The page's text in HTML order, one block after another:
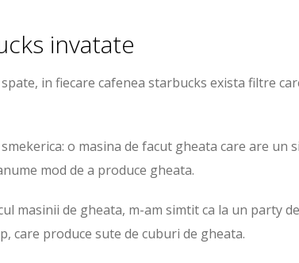
invatate
in fiecare cafenea starbucks exista filtre
o masina de facut gheata care are un
mod de a produce gheata.
masinii de gheata, m-am simtit ca la un party
care produce sute de cuburi de gheata.